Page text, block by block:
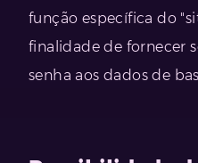
função específica do
finalidade de fornecer
senha aos dados de